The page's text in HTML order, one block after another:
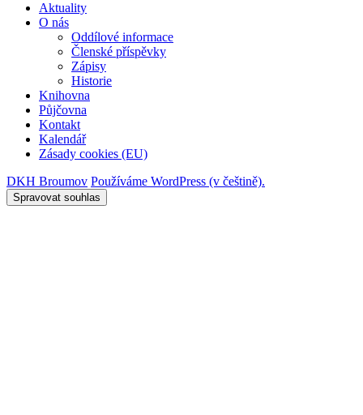
Aktuality
O nás
Oddílové informace
Členské příspěvky
Zápisy
Historie
Knihovna
Půjčovna
Kontakt
Kalendář
Zásady cookies (EU)
DKH Broumov Používáme WordPress (v češtině).
Spravovat souhlas